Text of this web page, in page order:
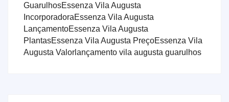
GuarulhosEssenza Vila Augusta
IncorporadoraEssenza Vila Augusta
LançamentoEssenza Vila Augusta
PlantasEssenza Vila Augusta PreçoEssenza Vila
Augusta Valor lançamento vila augusta guarulhos